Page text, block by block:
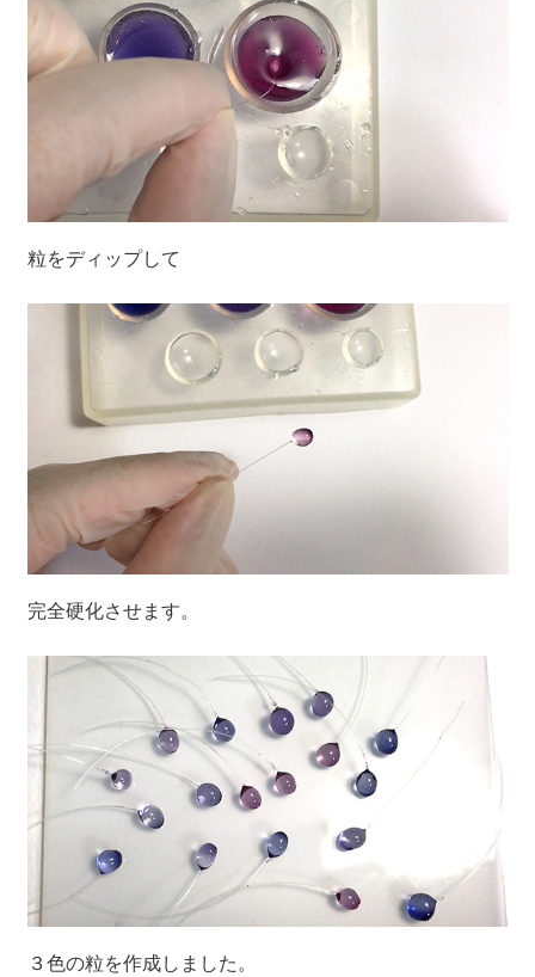
粒をディップして
完全硬化させます。
３色の粒を作成しました。